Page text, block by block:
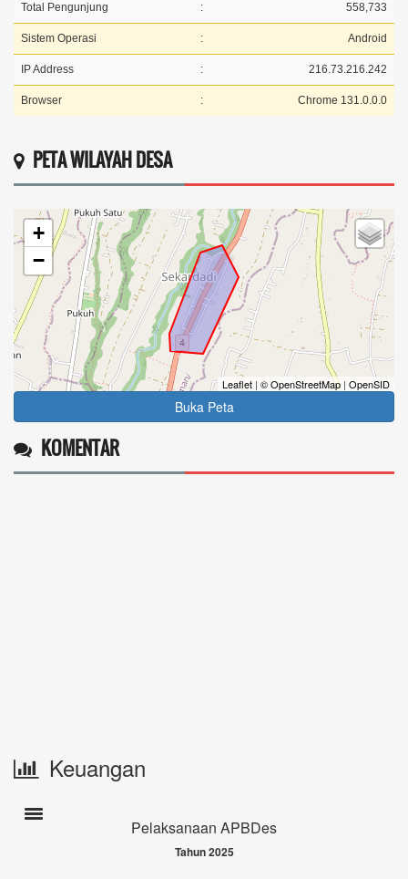
Total Pengunjung : 558,733
Sistem Operasi : Android
IP Address : 216.73.216.242
Browser : Chrome 131.0.0.0
PETA WILAYAH DESA
+
−
Leaflet | © OpenStreetMap | OpenSID
Buka Peta
KOMENTAR
Keuangan
Toogle navigation
Pelaksanaan APBDes
Tahun 2025